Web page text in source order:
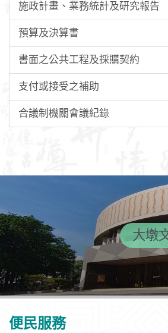
施政計畫、業務統計及研究報告
預算及決算書
書面之公共工程及採購契約
支付或接受之補助
合議制機關會議紀錄
大墩
便民服務